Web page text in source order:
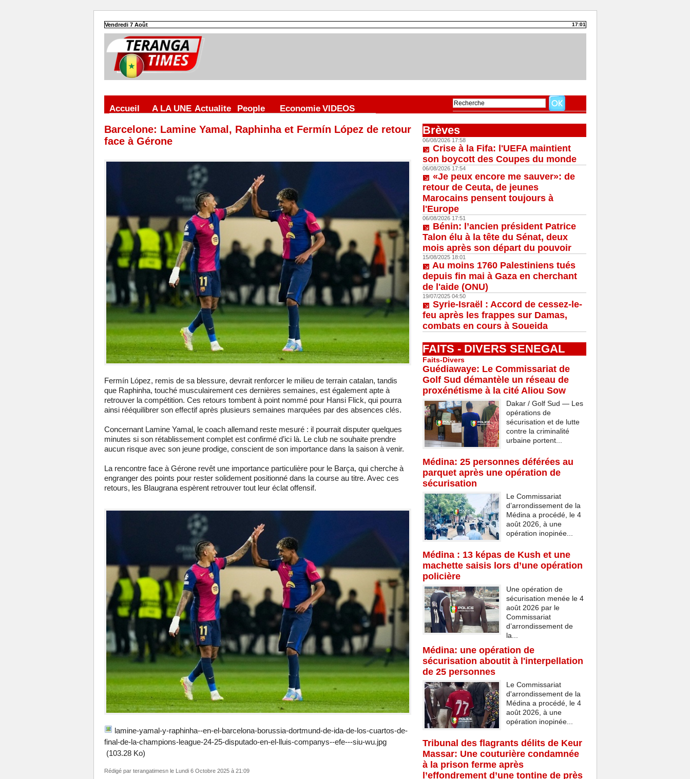
Vendredi 7 Août 17:01
Accueil A LA UNE Actualite People Economie VIDEOS
Barcelone: Lamine Yamal, Raphinha et Fermín López de retour
face à Gérone
Fermín López, remis de sa blessure, devrait renforcer le milieu de terrain catalan, tandis
que Raphinha, touché musculairement ces dernières semaines, est également apte à
retrouver la compétition. Ces retours tombent à point nommé pour Hansi Flick, qui pourra
ainsi rééquilibrer son effectif après plusieurs semaines marquées par des absences clés.
Concernant Lamine Yamal, le coach allemand reste mesuré : il pourrait disputer quelques
minutes si son rétablissement complet est confirmé d’ici là. Le club ne souhaite prendre
aucun risque avec son jeune prodige, conscient de son importance dans la saison à venir.
La rencontre face à Gérone revêt une importance particulière pour le Barça, qui cherche à
engranger des points pour rester solidement positionné dans la course au titre. Avec ces
retours, les Blaugrana espèrent retrouver tout leur éclat offensif.
lamine-yamal-y-raphinha--en-el-barcelona-borussia-dortmund-de-ida-de-los-cuartos-de-
final-de-la-champions-league-24-25-disputado-en-el-lluis-companys--efe---siu-wu.jpg
(103.28 Ko)
Rédigé par terangatimesnle Lundi 6 Octobre 2025 à 21:09
Brèves
06/08/2026 17:58
Crise à la Fifa: l'UEFA maintient
son boycott des Coupes du monde
06/08/2026 17:54
«Je peux encore me sauver»: de
retour de Ceuta, de jeunes
Marocains pensent toujours à
l'Europe
06/08/2026 17:51
Bénin: l’ancien président Patrice
Talon élu à la tête du Sénat, deux
mois après son départ du pouvoir
15/08/2025 18:01
Au moins 1760 Palestiniens tués
depuis fin mai à Gaza en cherchant
de l'aide (ONU)
19/07/2025 04:50
Syrie-Israël : Accord de cessez-le-
feu après les frappes sur Damas,
combats en cours à Soueida
FAITS - DIVERS SENEGAL
Faits-Divers
Guédiawaye: Le Commissariat de
Golf Sud démantèle un réseau de
proxénétisme à la cité Aliou Sow
Dakar / Golf Sud — Les
opérations de
sécurisation et de lutte
contre la criminalité
urbaine portent...
Médina: 25 personnes déférées au
parquet après une opération de
sécurisation
Le Commissariat
d’arrondissement de la
Médina a procédé, le 4
août 2026, à une
opération inopinée...
Médina : 13 képas de Kush et une
machette saisis lors d’une opération
policière
Une opération de
sécurisation menée le 4
août 2026 par le
Commissariat
d’arrondissement de
la...
Médina: une opération de
sécurisation aboutit à l'interpellation
de 25 personnes
Le Commissariat
d'arrondissement de la
Médina a procédé, le 4
août 2026, à une
opération inopinée...
Tribunal des flagrants délits de Keur
Massar: Une couturière condamnée
à la prison ferme après
l’effondrement d’une tontine de près